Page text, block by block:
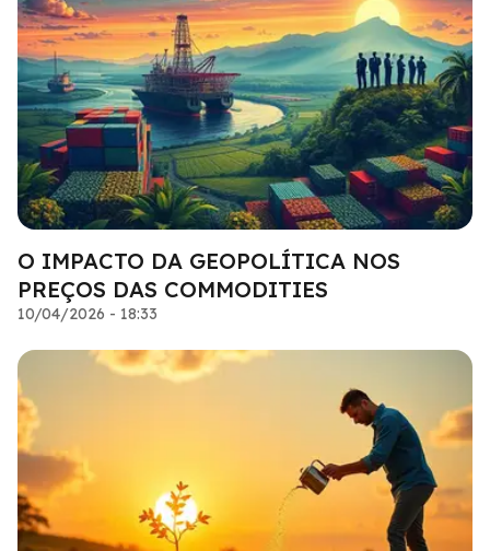
O IMPACTO DA GEOPOLÍTICA NOS
PREÇOS DAS COMMODITIES
10/04/2026 - 18:33